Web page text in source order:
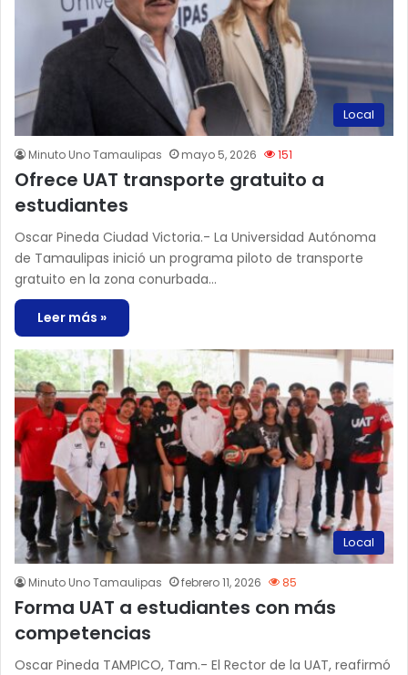
Local
Minuto Uno Tamaulipas mayo 5, 2026 151
Ofrece UAT transporte gratuito a
estudiantes
Oscar Pineda Ciudad Victoria.- La Universidad Autónoma
de Tamaulipas inició un programa piloto de transporte
gratuito en la zona conurbada…
Leer más »
Local
Minuto Uno Tamaulipas febrero 11, 2026 85
Forma UAT a estudiantes con más
competencias
Oscar Pineda TAMPICO, Tam.- El Rector de la UAT, reafirmó